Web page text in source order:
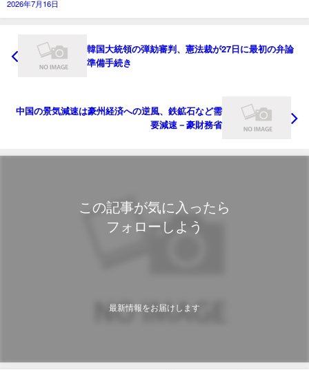
2026年7月16日
韓国大統領の弾劾審判、憲法裁が27日に最初の弁論
準備手続き
中国の景気減速は豪州経済への逆風、鉄鉱石など需
要減速－豪財務省
この記事が気に入ったら
フォローしよう
最新情報をお届けします